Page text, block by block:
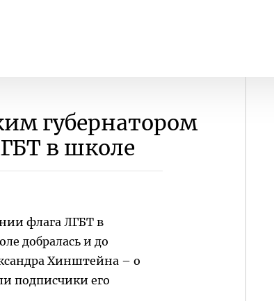
губернатором
в школе
флага ЛГБТ в
добралась и до
Хинштейна – о
подписчики его